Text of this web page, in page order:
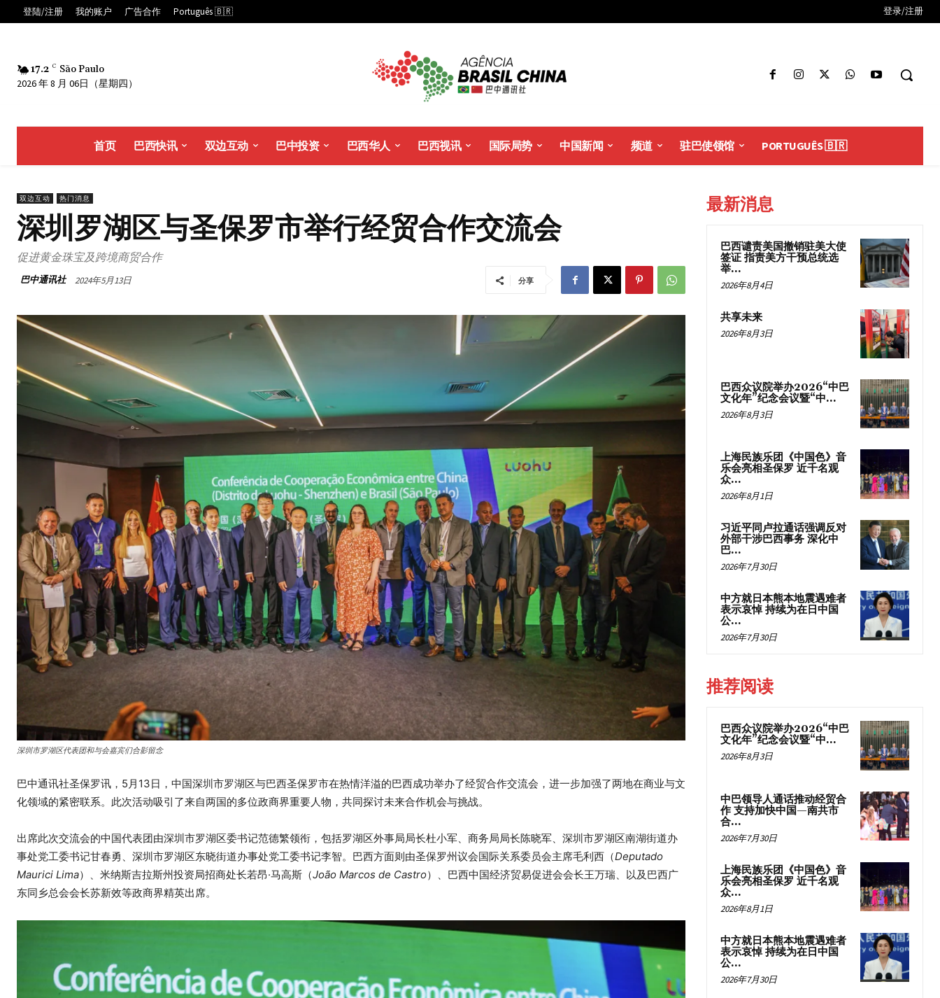
登陆/注册 我的账户 广告合作 Português 🇧🇷 登录/注册
17.2 C São Paulo
2026 年 8 月 06日（星期四）
首页 巴西快讯 双边互动 巴中投资 巴西华人 巴西视讯 国际局势 中国新闻 频道 驻巴使领馆 PORTUGUÊS 🇧🇷
双边互动 热门消息
深圳罗湖区与圣保罗市举行经贸合作交流会
促进黄金珠宝及跨境商贸合作
巴中通讯社 2024年5月13日 分享
深圳市罗湖区代表团和与会嘉宾们合影留念
巴中通讯社圣保罗讯，5月13日，中国深圳市罗湖区与巴西圣保罗市在热情洋溢的巴西成功举办了经贸合作交流会，进一步加强了两地在商业与文
化领域的紧密联系。此次活动吸引了来自两国的多位政商界重要人物，共同探讨未来合作机会与挑战。
出席此次交流会的中国代表团由深圳市罗湖区委书记范德繁领衔，包括罗湖区外事局局长杜小军、商务局局长陈晓军、深圳市罗湖区南湖街道办
事处党工委书记甘春勇、深圳市罗湖区东晓街道办事处党工委书记李智。巴西方面则由圣保罗州议会国际关系委员会主席毛利西（Deputado
Maurici Lima）、米纳斯吉拉斯州投资局招商处长若昂·马高斯（João Marcos de Castro）、巴西中国经济贸易促进会会长王万瑞、以及巴西广
东同乡总会会长苏新效等政商界精英出席。
最新消息
巴西谴责美国撤销驻美大使
签证 指责美方干预总统选
举...
2026年8月4日
共享未来
2026年8月3日
巴西众议院举办2026“中巴
文化年”纪念会议暨“中...
2026年8月3日
上海民族乐团《中国色》音
乐会亮相圣保罗 近千名观
众...
2026年8月1日
习近平同卢拉通话强调反对
外部干涉巴西事务 深化中
巴...
2026年7月30日
中方就日本熊本地震遇难者
表示哀悼 持续为在日中国
公...
2026年7月30日
推荐阅读
巴西众议院举办2026“中巴
文化年”纪念会议暨“中...
2026年8月3日
中巴领导人通话推动经贸合
作 支持加快中国—南共市
合...
2026年7月30日
上海民族乐团《中国色》音
乐会亮相圣保罗 近千名观
众...
2026年8月1日
中方就日本熊本地震遇难者
表示哀悼 持续为在日中国
公...
2026年7月30日